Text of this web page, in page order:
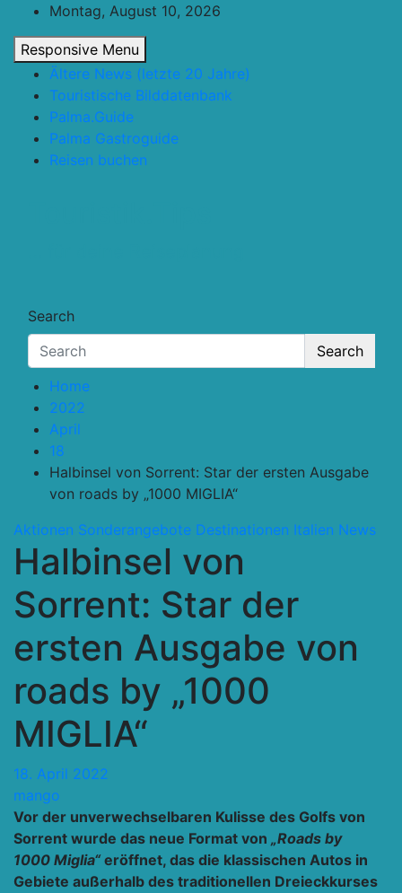
content
Montag, August 10, 2026
Responsive Menu
Ältere News (letzte 20 Jahre)
Touristische Bilddatenbank
Palma.Guide
Palma Gastroguide
Reisen buchen
Search
Search
Home
2022
April
18
Halbinsel von Sorrent: Star der ersten Ausgabe
von roads by „1000 MIGLIA“
Aktionen Sonderangebote Destinationen Italien News
Halbinsel von
Sorrent: Star der
ersten Ausgabe von
roads by „1000
MIGLIA“
18. April 2022
mango
Vor der unverwechselbaren Kulisse des Golfs von
Sorrent wurde das neue Format von „Roads by
1000 Miglia“eröffnet, das die klassischen Autos in
Gebiete außerhalb des traditionellen Dreieckkurses